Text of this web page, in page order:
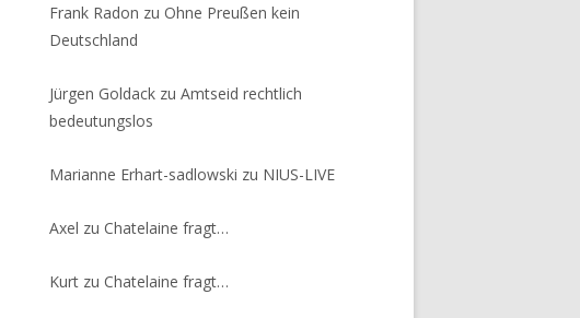
Frank Radon zuOhne Preußen kein
Deutschland
Jürgen Goldack zuAmtseid rechtlich
bedeutungslos
Marianne Erhart-sadlowski zu NIUS-LIVE
Axel zuChatelaine fragt…
Kurt zuChatelaine fragt…